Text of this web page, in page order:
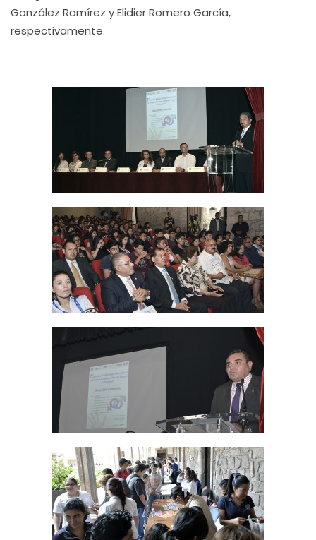
González Ramírez y Elidier Romero García,
respectivamente.